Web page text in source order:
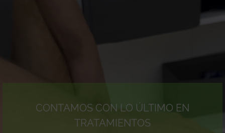
CONTAMOS CON LO ÚLTIMO EN
TRATAMIENTOS